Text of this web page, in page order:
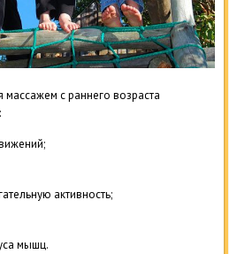
с раннего возраста
активность;
мышц.